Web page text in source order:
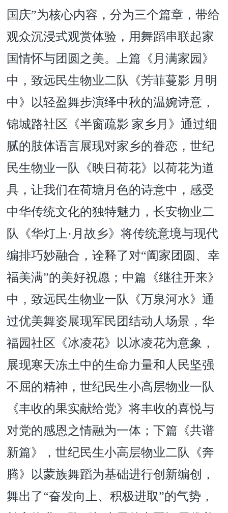
国庆”为核心内容，分为三个篇章，带给
观众沉浸式观赏体验，用舞蹈串联起家
国情怀与团圆之美。上篇《月满家园》
中，致远民生物业二队《芳菲蔓影 月明
中》以轻盈舞步演绎中秋的温婉诗意，
锦城路社区《半窗疏影 家乡月》通过细
腻的肢体语言展现对家乡的眷恋，世纪
民生物业一队《映日荷花》以荷花为道
具，让我们在荷塘月色的诗意中，感受
中华传统文化的独特魅力，长安物业二
队《华灯上·月故乡》将传统意境与现代
编排巧妙融合，诠释了对“阖家团圆、幸
福美满”的美好祝愿；中篇《继往开来》
中，致远民生物业一队《万泉河水》通
过优美舞姿展现军民团结动人场景，华
福园社区《冰凌花》以冰凌花为意象，
展现寒天冻土中的生命力量和人民坚强
不屈的精神，世纪民生小高层物业一队
《丰收的果实献给党》将丰收的喜悦与
对党的感恩之情融为一体；下篇《共谱
新篇》，世纪民生小高层物业二队《奔
腾》以蒙族舞蹈为基础进行创新编创，
舞出了“奋发向上、积极进取”的气势，